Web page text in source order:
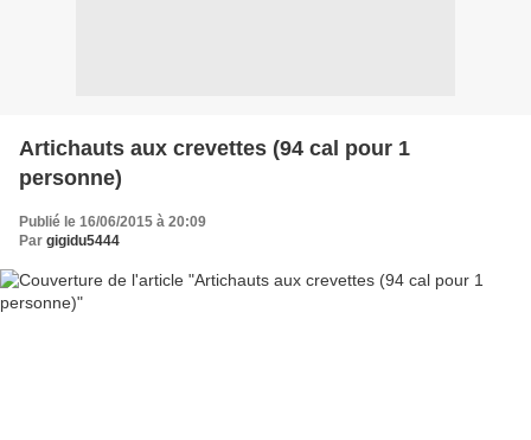
Artichauts aux crevettes (94 cal pour 1
personne)
Publié le 16/06/2015 à 20:09
Par gigidu5444